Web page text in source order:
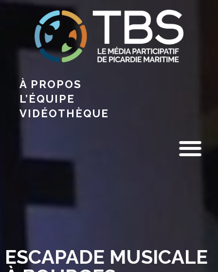
À PROPOS
L’ÉQUIPE
VIDÉOTHÈQUE
ESCAPADE MUSICALE